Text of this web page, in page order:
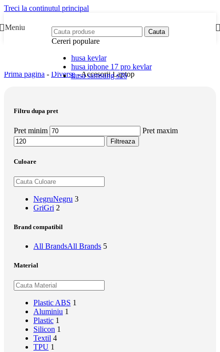
Treci la continutul principal
Meniu Cauta
Cereri populare
husa kevlar
husa iphone 17 pro kevlar
husa samsung s26
Prima pagina - Diverse-Accesorii Laptop
Filtru dupa pret
Pret minim Pret maxim
Filtreaza
Culoare
NegruNegru 3
GriGri 2
Brand compatibil
All BrandsAll Brands 5
Material
Plastic ABS 1
Aluminiu 1
Plastic 1
Silicon 1
Textil 4
TPU 1